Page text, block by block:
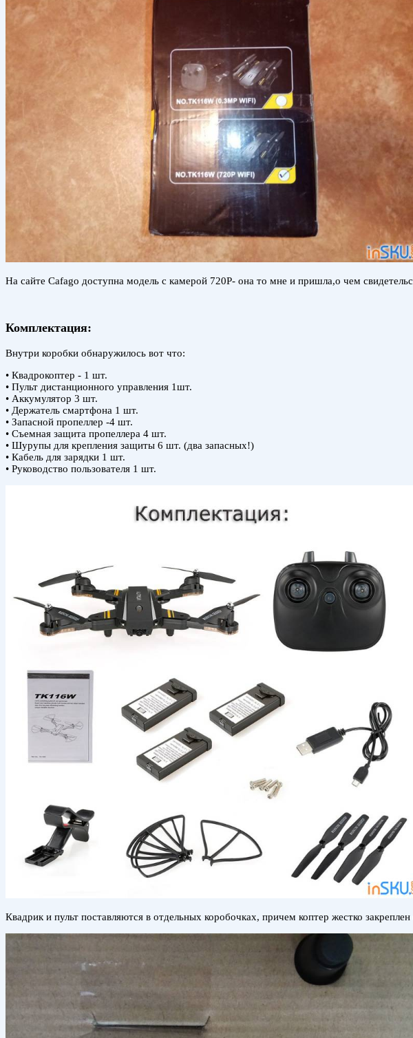
На сайте Cafago доступна модель с камерой 720P- она то мне и пришла,о чем
Комплектация:
Внутри коробки обнаружилось вот что:
• Квадрокоптер - 1 шт.
• Пульт дистанционного управления 1шт.
• Аккумулятор 3 шт.
• Держатель смартфона 1 шт.
• Запасной пропеллер -4 шт.
• Съемная защита пропеллера 4 шт.
• Шурупы для крепления защиты 6 шт. (два запасных!)
• Кабель для зарядки 1 шт.
• Руководство пользователя 1 шт.
Квадрик и пульт поставляются в отдельных коробочках, причем коптер жестко